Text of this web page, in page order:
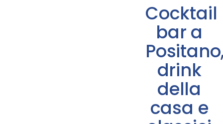
Cocktail
bar a
drink
della
casa e